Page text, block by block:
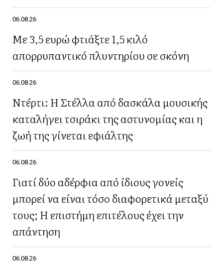
06.08.26
Με 3,5 ευρώ φτιάξτε 1,5 κιλό
απορρυπαντικό πλυντηρίου σε σκόνη
06.08.26
Ντέρτι: Η Στέλλα από δασκάλα μουσικής
καταλήγει τσιράκι της αστυνομίας και η
ζωή της γίνεται εφιάλτης
06.08.26
Γιατί δύο αδέρφια από ίδιους γονείς
μπορεί να είναι τόσο διαφορετικά μεταξύ
τους; Η επιστήμη επιτέλους έχει την
απάντηση
06.08.26